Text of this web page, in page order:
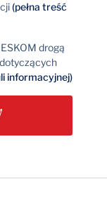
(pełna treść
drogą
informacyjnej)